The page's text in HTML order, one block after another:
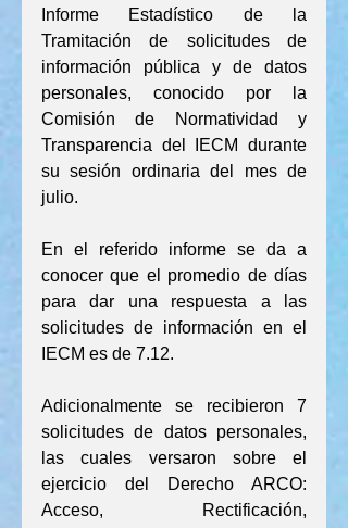
Informe Estadístico de la
Tramitación de solicitudes de
información pública y de datos
personales, conocido por la
Comisión de Normatividad y
Transparencia del IECM durante
su sesión ordinaria del mes de
julio.
En el referido informe se da a
conocer que el promedio de días
para dar una respuesta a las
solicitudes de información en el
IECM es de 7.12.
Adicionalmente se recibieron 7
solicitudes de datos personales,
las cuales versaron sobre el
ejercicio del Derecho ARCO:
Acceso, Rectificación,